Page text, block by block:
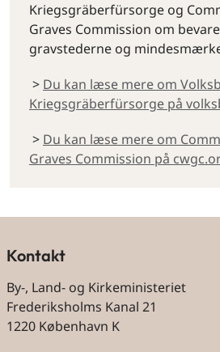
Kriegsgräberfürsorge og
Graves Commission om
gravstederne og
> Du kan læse mere om
Kriegsgräberfürsorge på
> Du kan læse mere om
Graves Commission på
Kontakt
By-, Land- og Kirkeministeriet
Frederiksholms Kanal 21
1220 København K